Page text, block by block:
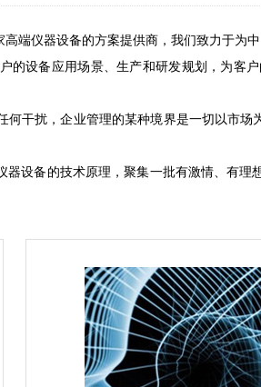
高端仪器设备的方案提供商，我们致力于为
的设备应用场景、生产和研发规划，为客
干扰，企业管理的某种境界是一切以市
设备的技术原理，聚集一批有激情、有